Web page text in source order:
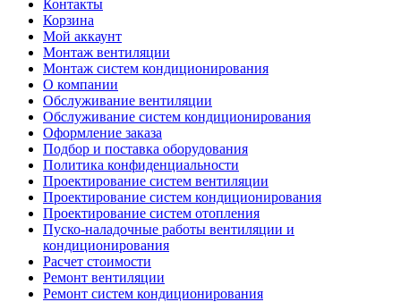
Контакты
Корзина
Мой аккаунт
Монтаж вентиляции
Монтаж систем кондиционирования
О компании
Обслуживание вентиляции
Обслуживание систем кондиционирования
Оформление заказа
Подбор и поставка оборудования
Политика конфиденциальности
Проектирование систем вентиляции
Проектирование систем кондиционирования
Проектирование систем отопления
Пуско-наладочные работы вентиляции и
кондиционирования
Расчет стоимости
Ремонт вентиляции
Ремонт систем кондиционирования